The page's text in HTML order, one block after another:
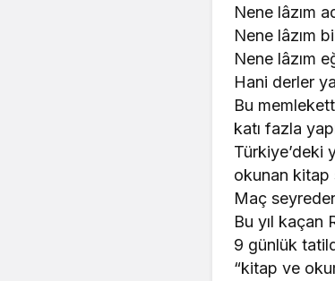
Nene lâzım
Nene lâzım
Nene lâzım
Hani derler
Bu
katı fazla
Türkiye’deki
okunan kitap
Maç
Bu yıl kaçan
9 günlük
“kitap ve